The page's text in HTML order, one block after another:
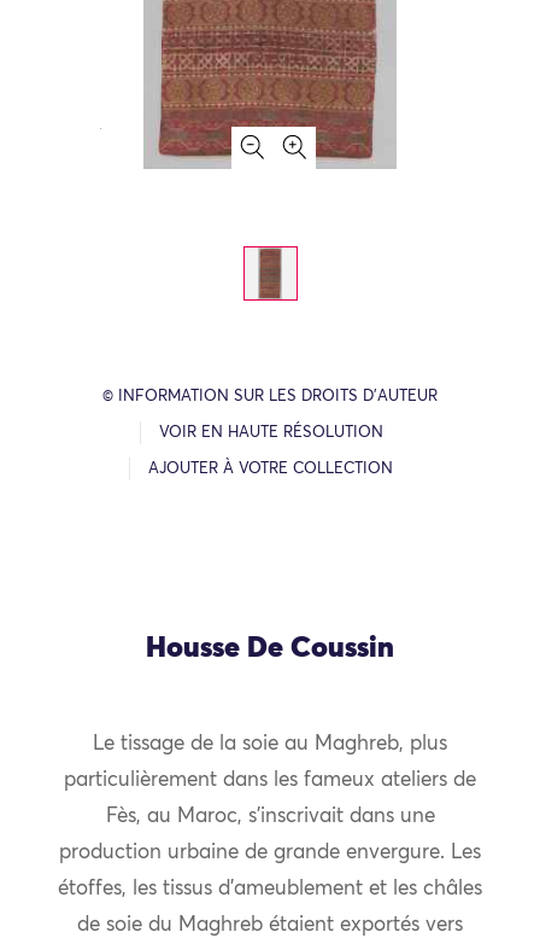
© INFORMATION SUR LES DROITS D’AUTEUR
VOIR EN HAUTE RÉSOLUTION
AJOUTER À VOTRE COLLECTION
Housse De Coussin
Le tissage de la soie au Maghreb, plus
particulièrement dans les fameux ateliers de
Fès, au Maroc, s’inscrivait dans une
production urbaine de grande envergure. Les
étoffes, les tissus d’ameublement et les châles
de soie du Maghreb étaient exportés vers